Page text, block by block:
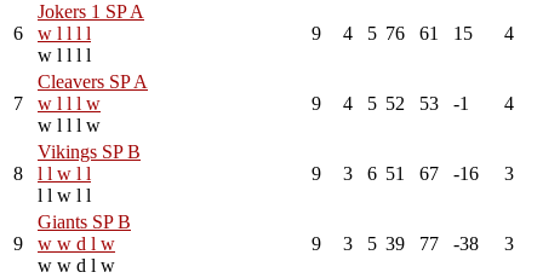
6
Jokers 1 SP A
w l l l l
w l l l l
9 4 5 76 61 15 4
7
Cleavers SP A
w l l l w
w l l l w
9 4 5 52 53 -1 4
8
Vikings SP B
l l w l l
l l w l l
9 3 6 51 67 -16 3
9
Giants SP B
w w d l w
w w d l w
9 3 5 39 77 -38 3